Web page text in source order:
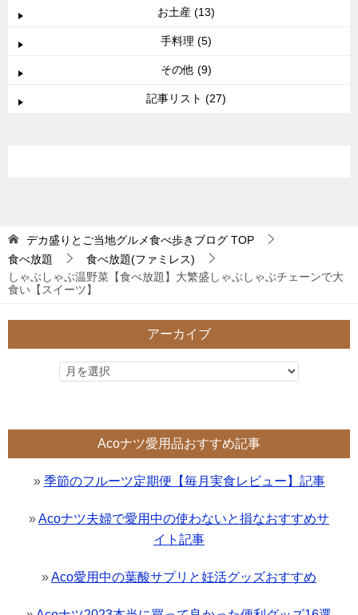
お土産 (13)
手料理 (5)
その他 (9)
記事リスト (27)
デカ盛りとご当地グルメ食べ歩きブログ TOP
食べ放題
食べ放題(ファミレス)
しゃぶしゃぶ温野菜【食べ放題】大繁盛しゃぶしゃぶチェーンで大
食い【スイーツ】
アーカイブ
Acoナツ愛用品おすすめ記事
» 季節のフルーツ定期便【毎月実食レビュー】記事
»Acoナツ夫婦で愛用中の使わないと損なおすすめサ
イト記事
»Aco愛用中の葉酸サプリと妊活グッズおすすめ